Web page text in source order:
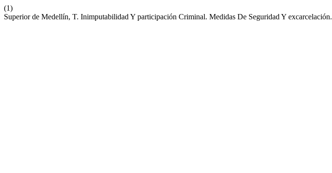
(1)
Superior de Medellín, T. Inimputabilidad Y participación Criminal. Medidas De Seguridad Y excarcelación.